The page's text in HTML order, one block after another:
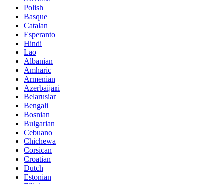
Polish
Basque
Catalan
Esperanto
Hindi
Lao
Albanian
Amharic
Armenian
Azerbaijani
Belarusian
Bengali
Bosnian
Bulgarian
Cebuano
Chichewa
Corsican
Croatian
Dutch
Estonian